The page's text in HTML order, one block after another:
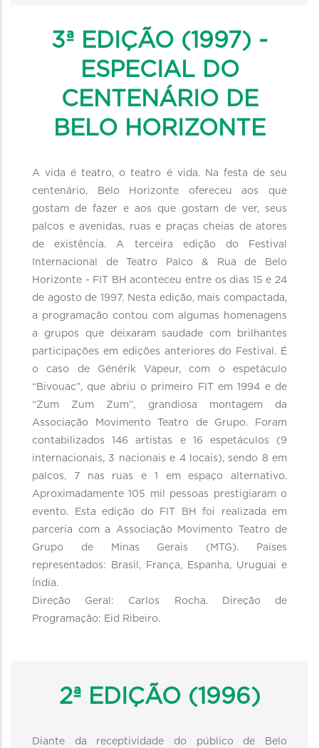
3ª EDIÇÃO (1997) -
ESPECIAL DO
CENTENÁRIO DE
BELO HORIZONTE
A vida é teatro, o teatro é vida. Na festa de seu
centenário, Belo Horizonte ofereceu aos que
gostam de fazer e aos que gostam de ver, seus
palcos e avenidas, ruas e praças cheias de atores
de existência. A terceira edição do Festival
Internacional de Teatro Palco & Rua de Belo
Horizonte - FIT BH aconteceu entre os dias 15 e 24
de agosto de 1997. Nesta edição, mais compactada,
a programação contou com algumas homenagens
a grupos que deixaram saudade com brilhantes
participações em edições anteriores do Festival. É
o caso de Générik Vapeur, com o espetáculo
“Bivouac”, que abriu o primeiro FIT em 1994 e de
“Zum Zum Zum”, grandiosa montagem da
Associação Movimento Teatro de Grupo. Foram
contabilizados 146 artistas e 16 espetáculos (9
internacionais, 3 nacionais e 4 locais), sendo 8 em
palcos, 7 nas ruas e 1 em espaço alternativo.
Aproximadamente 105 mil pessoas prestigiaram o
evento. Esta edição do FIT BH foi realizada em
parceria com a Associação Movimento Teatro de
Grupo de Minas Gerais (MTG). Países
representados: Brasil, França, Espanha, Uruguai e
Índia.
Direção Geral: Carlos Rocha. Direção de
Programação: Eid Ribeiro.
2ª EDIÇÃO (1996)
Diante da receptividade do público de Belo